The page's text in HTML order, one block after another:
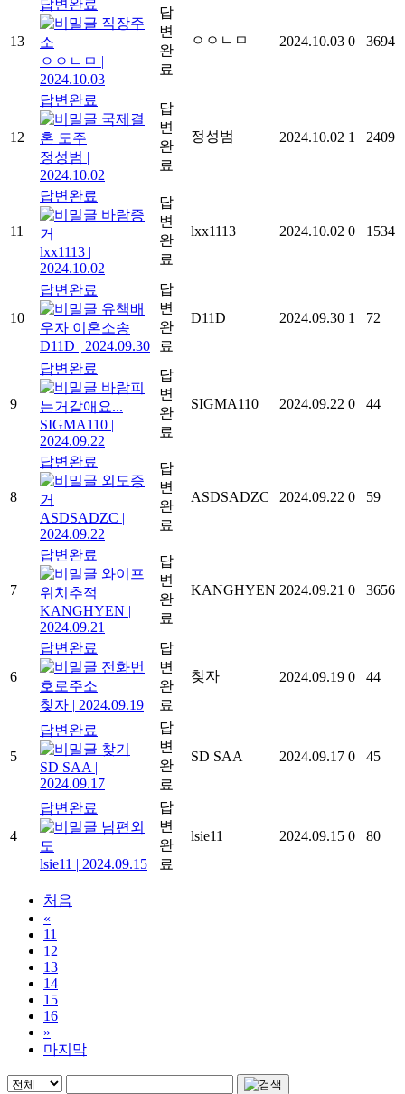
13
답변완료
직장주
소
ㅇㅇㄴㅁ |
2024.10.03
답
변
완
료
ㅇㅇㄴㅁ 2024.10.03 0 3694
12
답변완료
국제결
혼 도주
정성범 |
2024.10.02
답
변
완
료
정성범 2024.10.02 1 2409
11
답변완료
바람증
거
lxx1113 |
2024.10.02
답
변
완
료
lxx1113 2024.10.02 0 1534
10
답변완료
유책배
우자 이혼소송
D11D | 2024.09.30
답
변
완
료
D11D 2024.09.30 1 72
9
답변완료
바람피
는거같애요...
SIGMA110 |
2024.09.22
답
변
완
료
SIGMA110 2024.09.22 0 44
8
답변완료
외도증
거
ASDSADZC |
2024.09.22
답
변
완
료
ASDSADZC 2024.09.22 0 59
7
답변완료
와이프
위치추적
KANGHYEN |
2024.09.21
답
변
완
료
KANGHYEN 2024.09.21 0 3656
6
답변완료
전화번
호로주소
찾자 | 2024.09.19
답
변
완
료
찾자 2024.09.19 0 44
5
답변완료
찾기
SD SAA |
2024.09.17
답
변
완
료
SD SAA 2024.09.17 0 45
4
답변완료
남편외
도
lsie11 | 2024.09.15
답
변
완
료
lsie11 2024.09.15 0 80
처음
«
11
12
13
14
15
16
»
마지막